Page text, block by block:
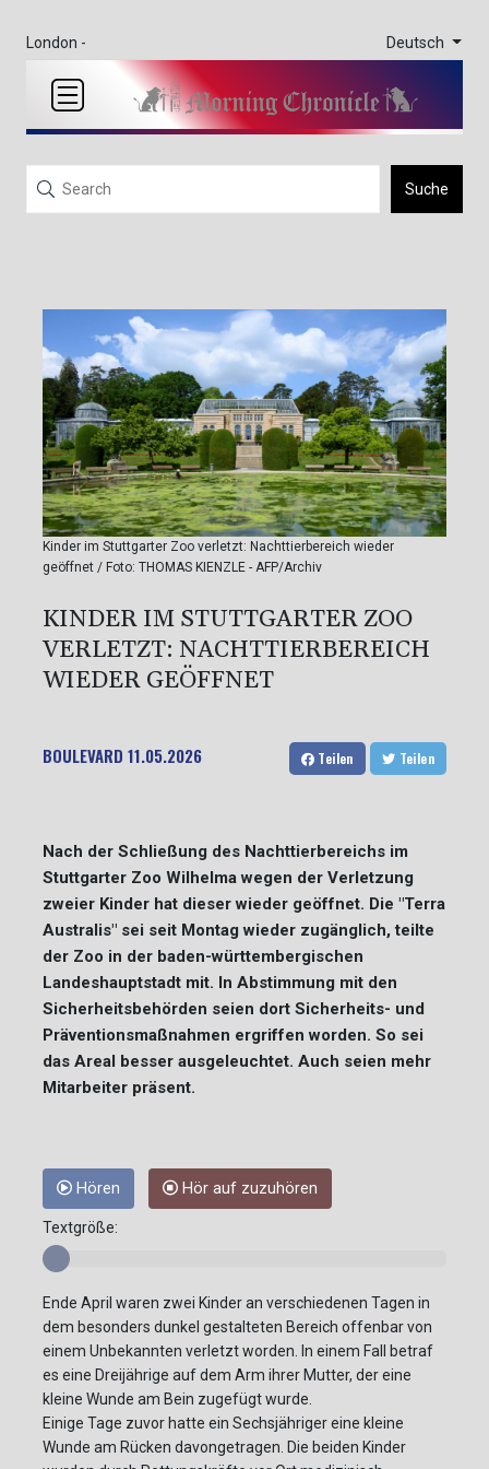
London - Deutsch
Suche
Kinder im Stuttgarter Zoo verletzt: Nachttierbereich wieder
geöffnet / Foto: THOMAS KIENZLE - AFP/Archiv
KINDER IM STUTTGARTER ZOO
VERLETZT: NACHTTIERBEREICH
WIEDER GEÖFFNET
BOULEVARD 11.05.2026 Teilen Teilen
Nach der Schließung des Nachttierbereichs im
Stuttgarter Zoo Wilhelma wegen der Verletzung
zweier Kinder hat dieser wieder geöffnet. Die "Terra
Australis" sei seit Montag wieder zugänglich, teilte
der Zoo in der baden-württembergischen
Landeshauptstadt mit. In Abstimmung mit den
Sicherheitsbehörden seien dort Sicherheits- und
Präventionsmaßnahmen ergriffen worden. So sei
das Areal besser ausgeleuchtet. Auch seien mehr
Mitarbeiter präsent.
Hören Hör auf zuzuhören
Textgröße:
Ende April waren zwei Kinder an verschiedenen Tagen in
dem besonders dunkel gestalteten Bereich offenbar von
einem Unbekannten verletzt worden. In einem Fall betraf
es eine Dreijährige auf dem Arm ihrer Mutter, der eine
kleine Wunde am Bein zugefügt wurde.
Einige Tage zuvor hatte ein Sechsjähriger eine kleine
Wunde am Rücken davongetragen. Die beiden Kinder